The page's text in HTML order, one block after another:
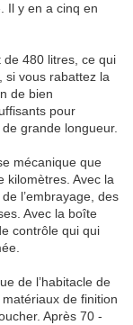
Il y en a cinq en
de 480 litres, ce qui
si vous rabattez la
de bien
pour
grande longueur.
mécanique que
kilomètres. Avec la
l’embrayage, des
Avec la boîte
contrôle qui qui
de l’habitacle de
de finition
Après 70 -